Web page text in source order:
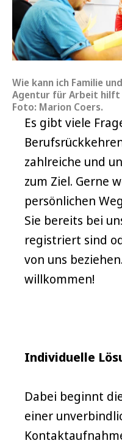
Wie kann ich Familie
Agentur für Arbeit hilft
Foto: Marion Coers.
Es gibt viele
zahlreiche und
zum Ziel. Gerne
persönlichen
Sie bereits bei
registriert sind
von uns
willkommen!
Individuelle
Dabei beginnt
einer